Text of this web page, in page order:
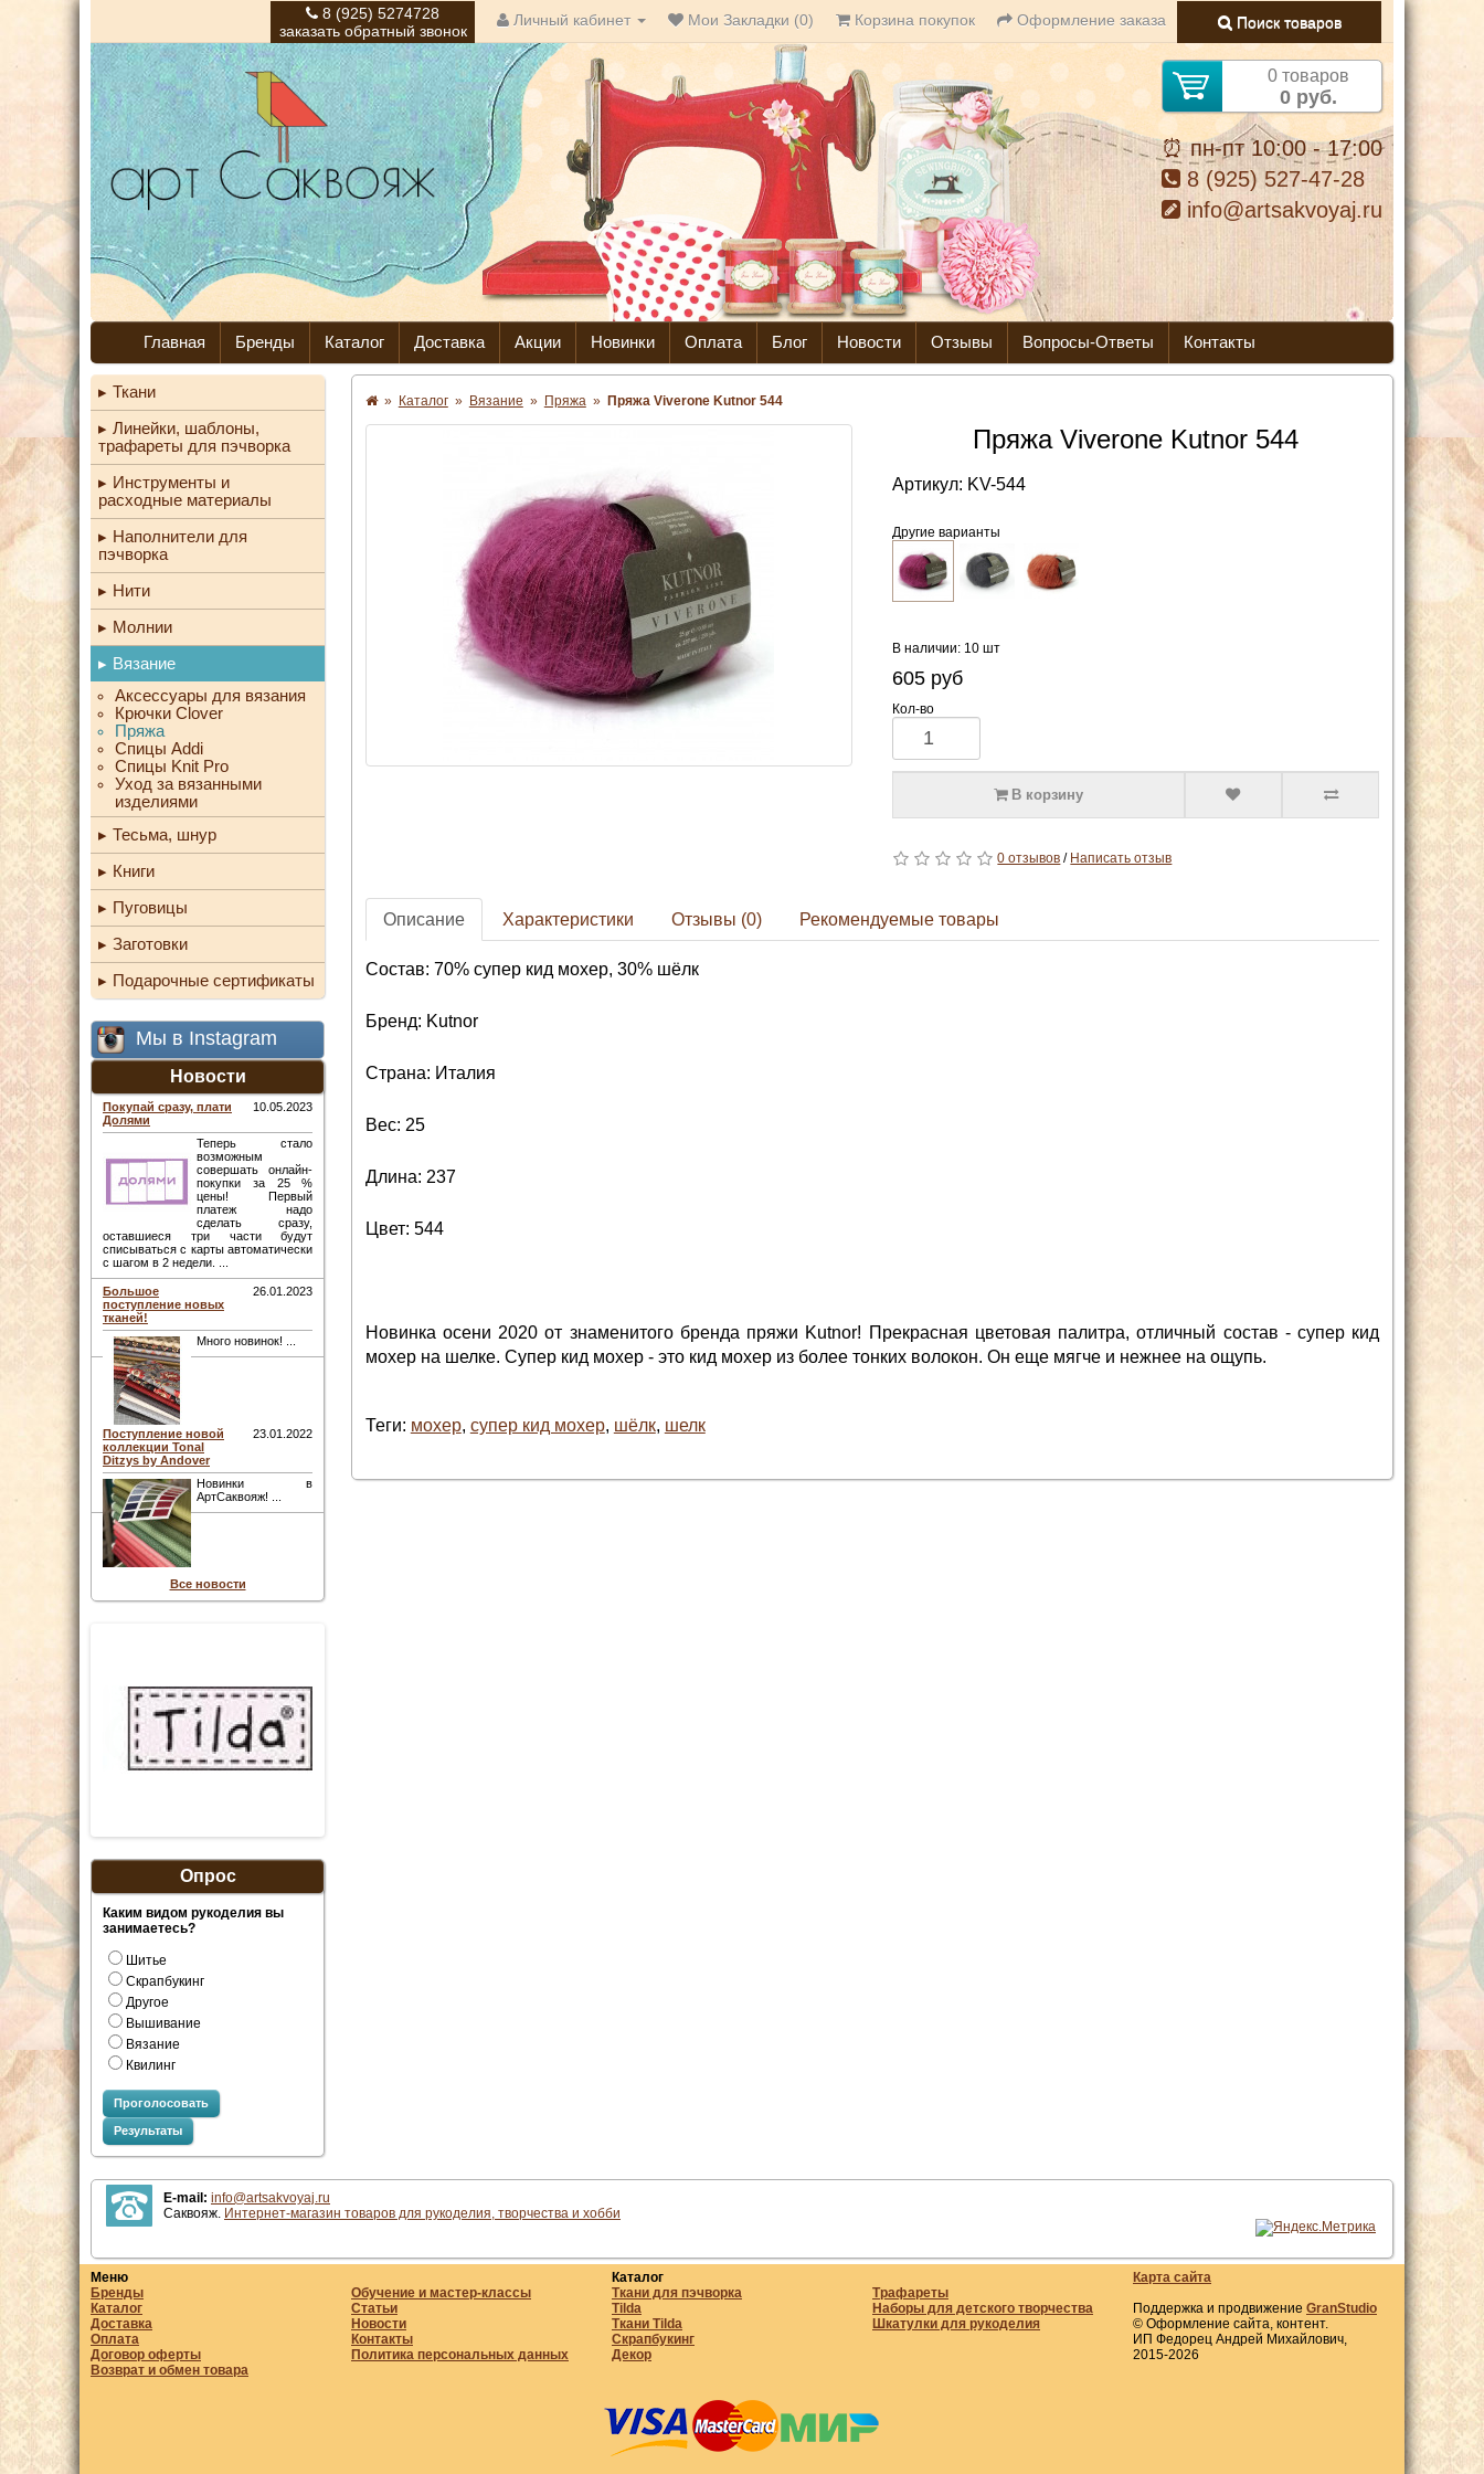
8 (925) 5274728
заказать обратный звонок
Личный кабинет Мои Закладки (0) Корзина покупок Оформление заказа Поиск товаров
0 товаров
0 руб.
⏰ пн-пт 10:00 - 17:00
8 (925) 527-47-28
info@artsakvoyaj.ru
Главная Бренды Каталог Доставка Акции Новинки Оплата Блог Новости Отзывы Вопросы-Ответы Контакты
Ткани
Линейки, шаблоны,
трафареты для пэчворка
Инструменты и
расходные материалы
Наполнители для
пэчворка
Нити
Молнии
Вязание
Аксессуары для вязания
Крючки Clover
Пряжа
Спицы Addi
Спицы Knit Pro
Уход за вязанными
изделиями
Тесьма, шнур
Книги
Пуговицы
Заготовки
Подарочные сертификаты
Мы в Instagram
Новости
Покупай сразу, плати
Долями
10.05.2023
Теперь стало
возможным
совершать онлайн-
покупки за 25 %
цены! Первый
платеж надо
сделать сразу,
оставшиеся три части будут
списываться с карты автоматически
с шагом в 2 недели. ...
Большое
поступление новых
тканей!
26.01.2023
Много новинок! ...
Поступление новой
коллекции Tonal
Ditzys by Andover
23.01.2022
Новинки в
АртСаквояж! ...
Все новости
Опрос
Каким видом рукоделия вы
занимаетесь?
Шитье
Скрапбукинг
Другое
Вышивание
Вязание
Квилинг
Проголосовать
Результаты
» Каталог » Вязание » Пряжа » Пряжа Viverone Kutnor 544
Пряжа Viverone Kutnor 544
Артикул: KV-544
Другие варианты
В наличии: 10 шт
605 руб
Кол-во
В корзину
0 отзывов / Написать отзыв
Описание Характеристики Отзывы (0) Рекомендуемые товары
Состав: 70% супер кид мохер, 30% шёлк
Бренд: Kutnor
Страна: Италия
Вес: 25
Длина: 237
Цвет: 544
Новинка осени 2020 от знаменитого бренда пряжи Kutnor! Прекрасная цветовая палитра, отличный состав - супер кид
мохер на шелке. Супер кид мохер - это кид мохер из более тонких волокон. Он еще мягче и нежнее на ощупь.
Теги: мохер, супер кид мохер, шёлк, шелк
E-mail: info@artsakvoyaj.ru
Саквояж. Интернет-магазин товаров для рукоделия, творчества и хобби
Меню
Бренды
Каталог
Доставка
Оплата
Договор оферты
Возврат и обмен товара
Обучение и мастер-классы
Статьи
Новости
Контакты
Политика персональных данных
Каталог
Ткани для пэчворка
Tilda
Ткани Tilda
Скрапбукинг
Декор
Трафареты
Наборы для детского творчества
Шкатулки для рукоделия
Карта сайта
Поддержка и продвижение GranStudio
© Оформление сайта, контент.
ИП Федорец Андрей Михайлович,
2015-2026